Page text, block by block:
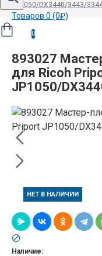
Товаров 0 (0₽)
0
JP1050/DX3440/3443/
893027
для Ricoh
JP1050/
НЕТ В НАЛИЧИИ
Наличие: